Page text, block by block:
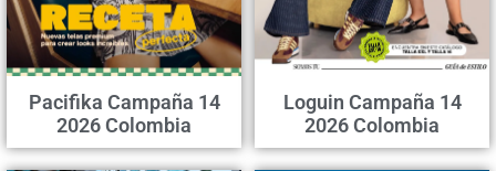
Pacifika Campaña 14
2026 Colombia
Loguin Campaña 14
2026 Colombia